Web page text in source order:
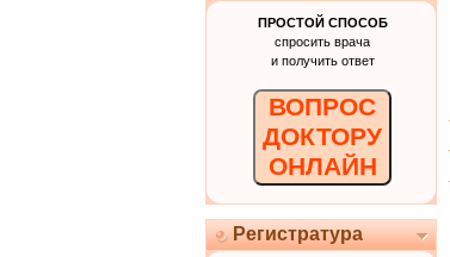
ПРОСТОЙ СПОСОБ
спросить врача
и получить ответ
ВОПРОС
ДОКТОРУ
ОНЛАЙН
Регистратура